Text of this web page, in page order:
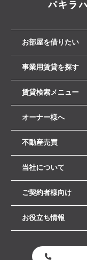
お部屋を借りたい
事業用賃貸を探す
賃貸検索メニュー
オーナー様へ
不動産売買
当社について
ご契約者様向け
お役立ち情報